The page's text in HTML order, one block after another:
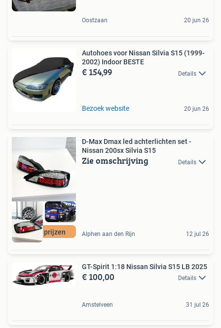
Oostzaan 20 jun 26
Autohoes voor Nissan Silvia S15 (1999-
2002) Indoor BESTE
€ 154,99 Details
Bezoek website 20 jun 26
Mooie prijzen
D-Max Dmax led achterlichten set -
Nissan 200sx Silvia S15
Zie omschrijving Details
Alphen aan den Rijn 12 jul 26
GT-Spirit 1:18 Nissan Silvia S15 LB 2025
€ 100,00 Details
Amstelveen 31 jul 26